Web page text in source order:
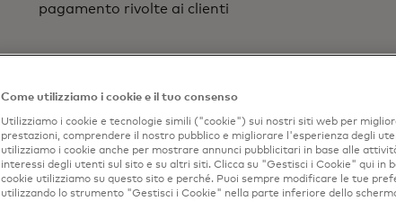
pagamento rivolte ai clienti
Come utilizziamo i cookie e il tuo consenso
Utilizziamo i cookie e tecnologie simili ("cookie") sui nostri siti web per
prestazioni, comprendere il nostro pubblico e migliorare l'esperienza degli
utilizziamo i cookie anche per mostrare annunci pubblicitari in base alle
interessi degli utenti sul sito e su altri siti. Clicca su "Gestisci i Cookie" qui in
cookie utilizziamo su questo sito e perché. Puoi sempre modificare le tue
utilizzando lo strumento "Gestisci i Cookie" nella parte inferiore dello